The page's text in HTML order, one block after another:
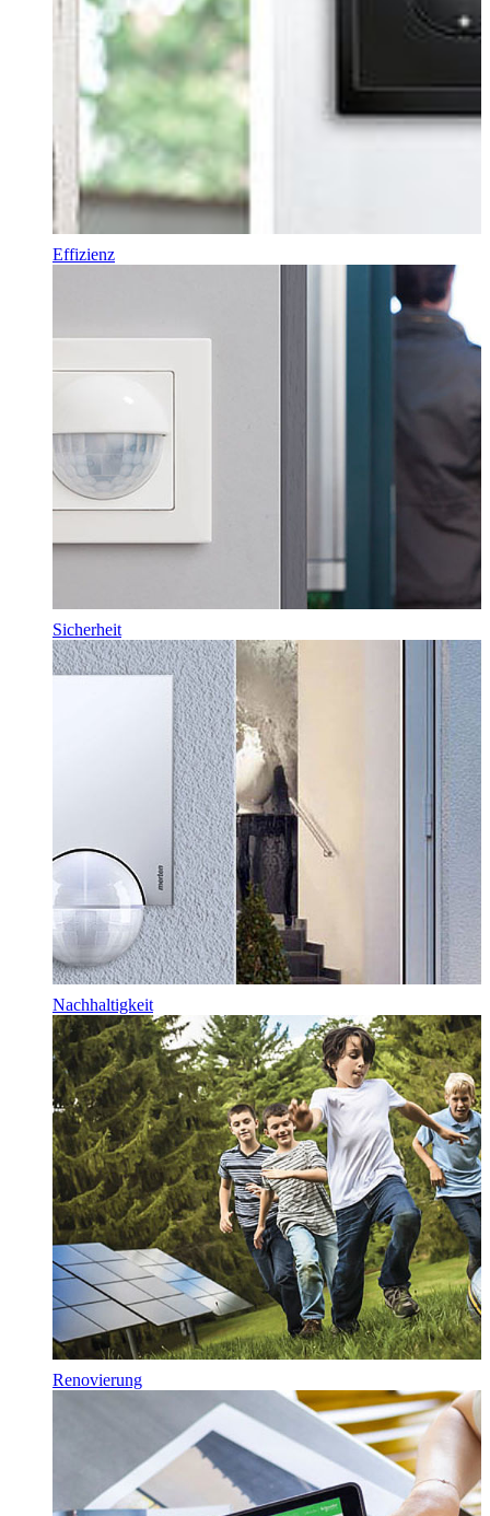
Effizienz
Sicherheit
Nachhaltigkeit
Renovierung